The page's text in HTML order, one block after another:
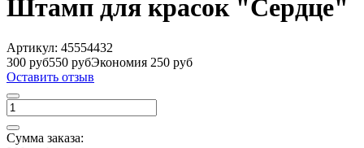
Штамп для красок "Сердце"
Артикул: 45554432
300 руб550 рубЭкономия 250 руб
Оставить отзыв
Сумма заказа: